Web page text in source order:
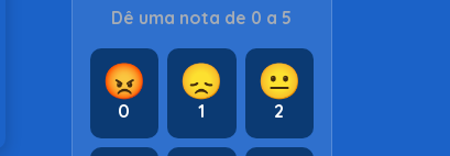
Dê uma nota de 0 a 5
😡
0
😞
1
😐
2